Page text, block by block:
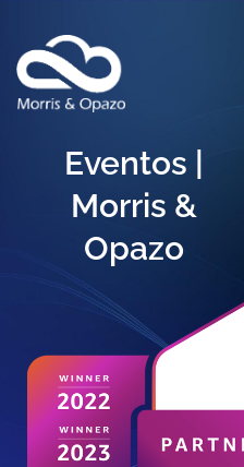
Eventos |
Morris &
Opazo​